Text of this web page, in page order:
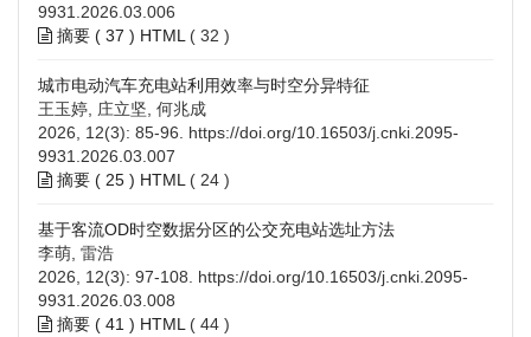
9931.2026.03.006
摘要 ( 37 ) HTML ( 32 )
城市电动汽车充电站利用效率与时空分异特征
王玉婷, 庄立坚, 何兆成
2026, 12(3): 85-96. https://doi.org/10.16503/j.cnki.2095-
9931.2026.03.007
摘要 ( 25 ) HTML ( 24 )
基于客流OD时空数据分区的公交充电站选址方法
李萌, 雷浩
2026, 12(3): 97-108. https://doi.org/10.16503/j.cnki.2095-
9931.2026.03.008
摘要 ( 41 ) HTML ( 44 )